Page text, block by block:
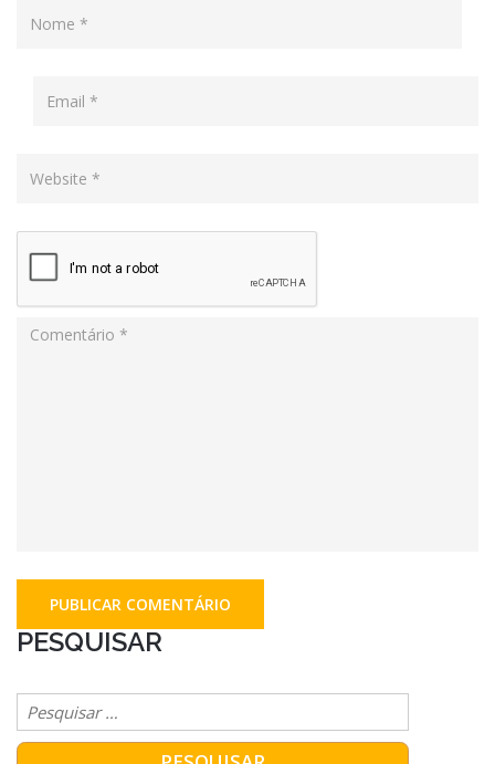
PESQUISAR